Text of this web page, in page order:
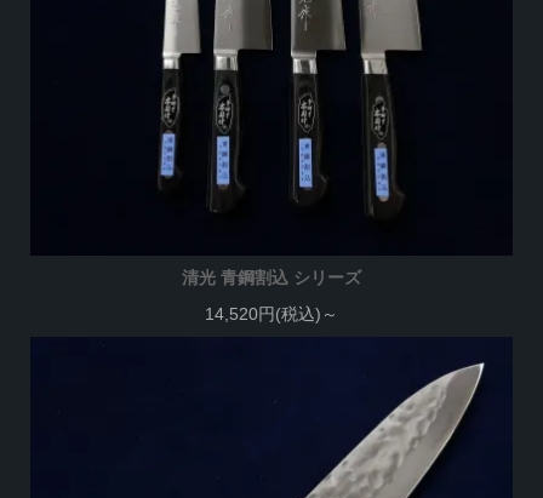
清光 青鋼割込 シリーズ
14,520円(税込)～